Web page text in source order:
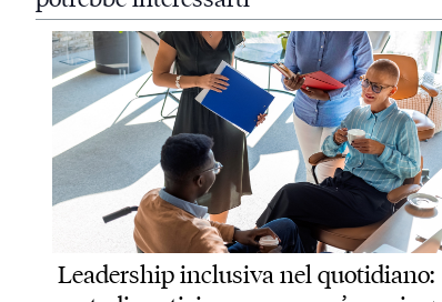
Leadership inclusiva nel quotidiano: